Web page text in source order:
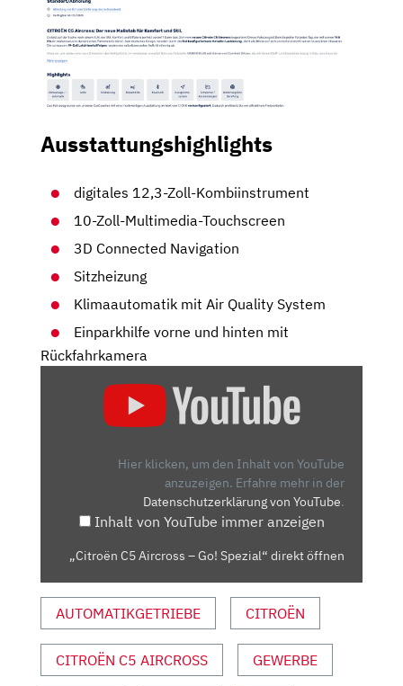
Ausstattungshighlights
digitales 12,3-Zoll-Kombiinstrument
10-Zoll-Multimedia-Touchscreen
3D Connected Navigation
Sitzheizung
Klimaautomatik mit Air Quality System
Einparkhilfe vorne und hinten mit
Rückfahrkamera
AIRCROSS
YOUTUBE
ANZEIGEN
Hier klicken, um den Inhalt von YouTube
anzuzeigen. Erfahre mehr in der
Datenschutzerklärung von YouTube.
Inhalt von YouTube immer anzeigen
„Citroën C5 Aircross – Go! Spezial“ direkt öffnen
AUTOMATIKGETRIEBE CITROËN
CITROËN C5 AIRCROSS GEWERBE